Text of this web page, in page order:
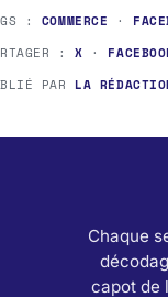
: COMMERCE ·
:X ·
PAR LA
Chaque
capot de